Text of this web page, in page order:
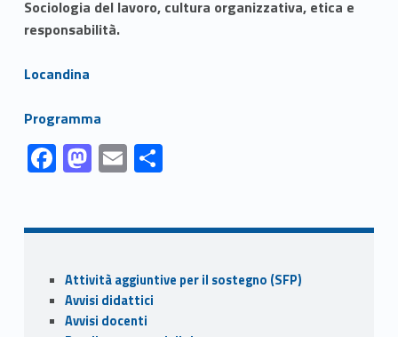
Sociologia del lavoro, cultura organizzativa, etica e
responsabilità.
Link identifier #identifier__138802-1Locandina
Link identifier #identifier__148231-2
Programma
Link identifier #identifier__132897-1
F
ac
b
o
o
Link identifier #identifier__151273-2 M
as
d
o
n
Link identifier #identifier__113377-3 E
m
l
Link identifier #identifier__142986-4 C
o
di
vi
di
Sidebar
Attività aggiuntive per il sostegno (SFP)
Avvisi didattici
Avvisi docenti